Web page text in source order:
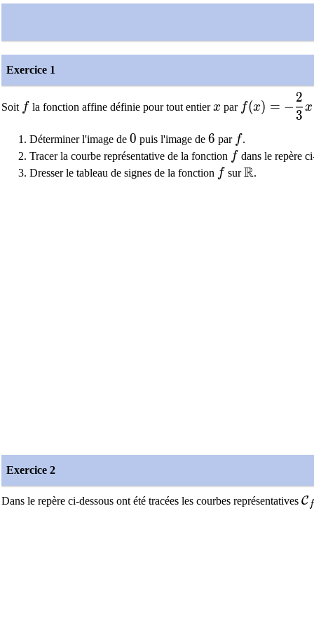
Exercice 1
Soit f
f la fonction affine définie pour tout entierx par f(x)=-
f(x) = −
3
2
x
Déterminer l'image de 0
0 puis l'image de 6
6 par ff.
Tracer la courbe représentative de la fonction ff dans le repère
Dresser le tableau de signes de la fonction ff sur\mathbb{R}
R.
Exercice 2
Dans le repère ci-dessous ont été tracées les courbes représentatives C f